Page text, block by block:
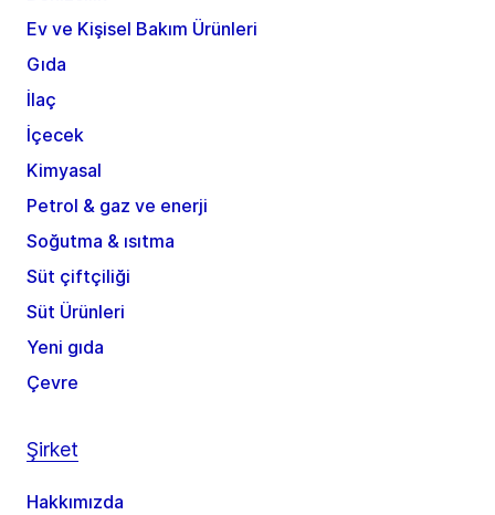
Ev ve Kişisel Bakım Ürünleri
Gıda
İlaç
İçecek
Kimyasal
Petrol & gaz ve enerji
Soğutma & ısıtma
Süt çiftçiliği
Süt Ürünleri
Yeni gıda
Çevre
Şirket
Hakkımızda